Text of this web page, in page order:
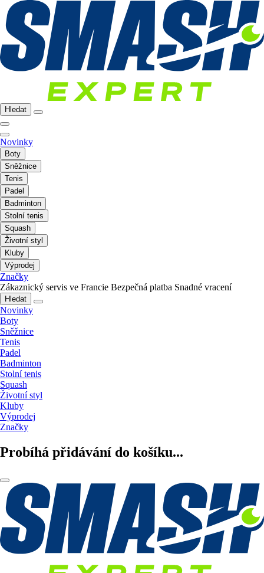
Hledat
Novinky
Boty
Sněžnice
Tenis
Padel
Badminton
Stolní tenis
Squash
Životní styl
Kluby
Výprodej
Značky
Zákaznický servis ve Francie Bezpečná platba Snadné vracení
Hledat
Novinky
Boty
Sněžnice
Tenis
Padel
Badminton
Stolní tenis
Squash
Životní styl
Kluby
Výprodej
Značky
Probíhá přidávání do košíku...